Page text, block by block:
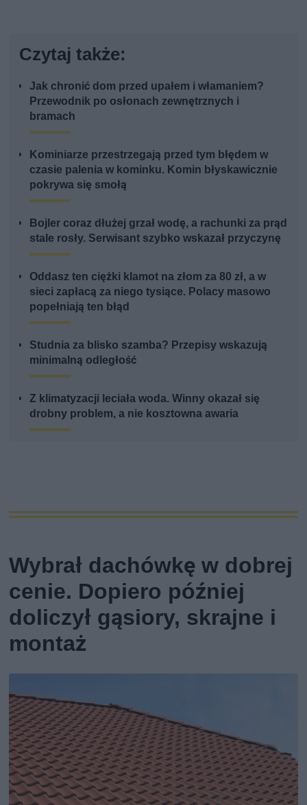
Czytaj także:
Jak chronić dom przed upałem i włamaniem?
Przewodnik po osłonach zewnętrznych i
bramach
Kominiarze przestrzegają przed tym błędem w
czasie palenia w kominku. Komin błyskawicznie
pokrywa się smołą
Bojler coraz dłużej grzał wodę, a rachunki za prąd
stale rosły. Serwisant szybko wskazał przyczynę
Oddasz ten ciężki klamot na złom za 80 zł, a w
sieci zapłacą za niego tysiące. Polacy masowo
popełniają ten błąd
Studnia za blisko szamba? Przepisy wskazują
minimalną odległość
Z klimatyzacji leciała woda. Winny okazał się
drobny problem, a nie kosztowna awaria
Wybrał dachówkę w dobrej
cenie. Dopiero później
doliczył gąsiory, skrajne i
montaż